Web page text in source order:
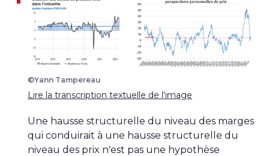
©Yann Tampereau
Lire la transcription textuelle de l'image
Une hausse structurelle du niveau des marges
qui conduirait à une hausse structurelle du
niveau des prix n’est pas une hypothèse